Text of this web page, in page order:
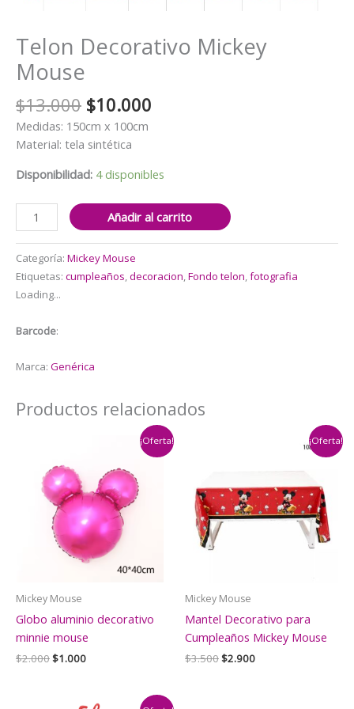
Telon Decorativo Mickey
Mouse
$13.000 El
precio
original
$13.000.
$10.000
$10.000.
Medidas: 150cm x 100cm
Material: tela sintética
Disponibilidad: 4 disponibles
Telon
Decorativo
Mickey
Mouse
cantidad
Añadir al carrito
Categoría: Mickey Mouse
Etiquetas: cumpleaños decoracion Fondo telon fotografia
Loading...
Barcode:
Marca: Genérica
Productos relacionados
¡Oferta!
Mickey Mouse
Globo aluminio decorativo
minnie mouse
$2.000El
$1.000El
¡Oferta!
Mickey Mouse
Mantel Decorativo para
Cumpleaños Mickey Mouse
$3.500El
$2.900El